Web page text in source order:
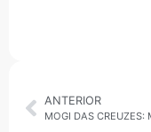
ANTERIOR